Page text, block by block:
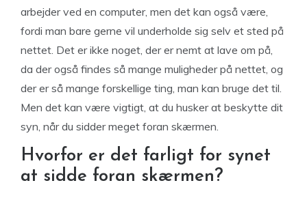
arbejder ved en computer, men det kan også være,
fordi man bare gerne vil underholde sig selv et sted på
nettet. Det er ikke noget, der er nemt at lave om på,
da der også findes så mange muligheder på nettet, og
der er så mange forskellige ting, man kan bruge det til.
Men det kan være vigtigt, at du husker at beskytte dit
syn, når du sidder meget foran skærmen.
Hvorfor er det farligt for synet
at sidde foran skærmen?